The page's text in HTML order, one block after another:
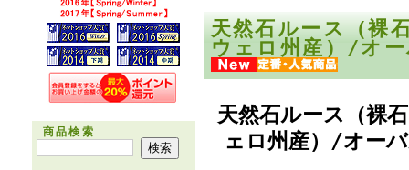
商品検索
天然石ルース（裸
ウェロ州産）/オ
天然石ルース（裸
ェロ州産）/オー